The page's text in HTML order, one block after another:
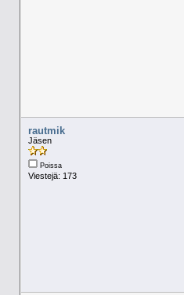
rautmik
Jäsen
Poissa
Viestejä: 173